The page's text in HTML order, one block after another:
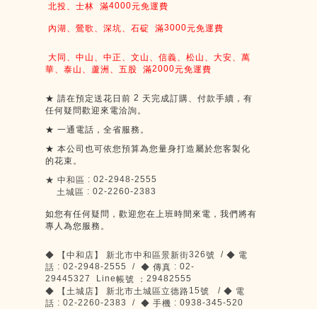
北投、士林 滿4000元免運費
內湖、鶯歌、深坑、石碇 滿3000元免運費
大同、中山、中正、文山、信義、松山、大安、萬
華、泰山、蘆洲、五股
滿2000元免運費
★ 請在預定送花日前 2 天完成訂購、付款手續，有
任何疑問歡迎來電洽詢。
★ 一通電話，全省服務。
★ 本公司也可依您預算為您量身打造屬於您客製化
的花束。
★ 中和區 : 02-2948-2555
土城區 : 02-2260-2383
如您有任何疑問，歡迎您在上班時間來電，我們將有
專人為您服務。
◆ 【中和店】 新北市中和區景新街326號 / ◆ 電
話 : 02-2948-2555 / ◆ 傳真 : 02-
29445327 Line帳號 ： 29482555
◆
【土城店】 新北市土城區立德路15號 / ◆ 電
話 : 02-2260-2383 / ◆ 手機 : 0938-345-520